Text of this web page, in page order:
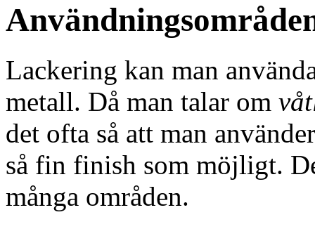
Lackering kan man
metall. Då man talar om
det ofta så att man
så fin finish som möjligt.
många områden.